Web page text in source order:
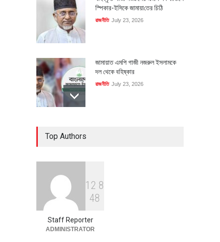
স্পিকার-ইসিকে জামায়া‌তের চি‌ঠি
রাজনীতি July 23, 2026
জামায়াত এমপি গাজী নজরুল ইসলামকে
দল থেকে বহিষ্কার
রাজনীতি July 23, 2026
বৈশ্বিক প্রতিযোগিতা সক্ষমতা বাড়াতে
পোশাক শিল্পে নতুন উদ্যোগ
Top Authors
1 2 8
48
Staff Reporter
ADMINISTRATOR